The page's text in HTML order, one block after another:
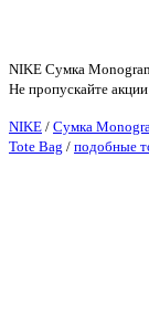
NIKE Сумка
Не пропускайте
NIKE / Сумка
Tote Bag / подобные